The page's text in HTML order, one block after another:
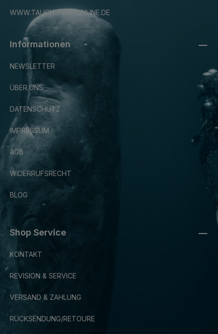
WWW.TAUCHSHOP-ONLINE.DE
Informationen
NEWSLETTER
ÜBER UNS
DATENSCHUTZ
IMPRESSUM
AGB
WIDERRUFSRECHT
BLOG
Shop Service
KONTAKT
REVISION & SERVICE
VERSAND & ZAHLUNG
RÜCKSENDUNG/RETOURE